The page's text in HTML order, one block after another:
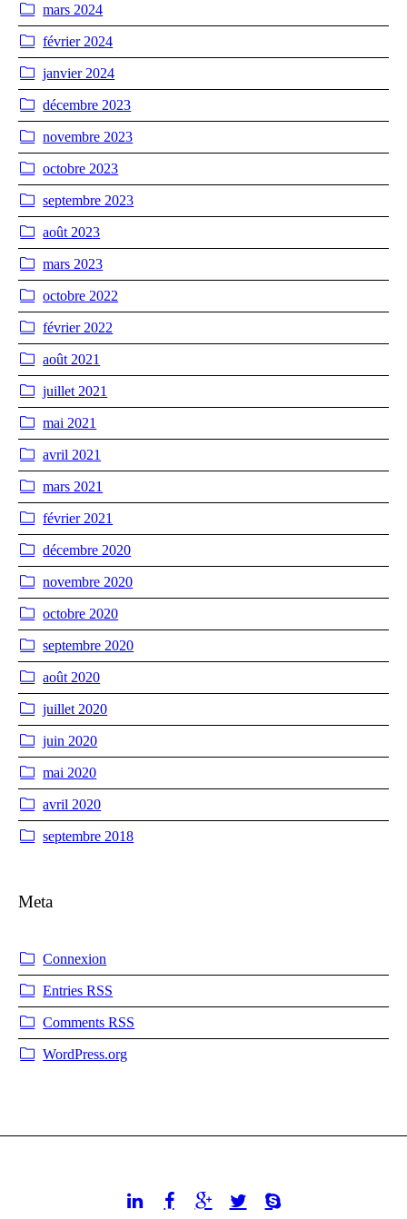
mars 2024
février 2024
janvier 2024
décembre 2023
novembre 2023
octobre 2023
septembre 2023
août 2023
mars 2023
octobre 2022
février 2022
août 2021
juillet 2021
mai 2021
avril 2021
mars 2021
février 2021
décembre 2020
novembre 2020
octobre 2020
septembre 2020
août 2020
juillet 2020
juin 2020
mai 2020
avril 2020
septembre 2018
Meta
Connexion
EntriesRSS
CommentsRSS
WordPress.org